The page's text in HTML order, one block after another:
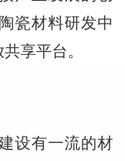
瓷材料研发中
享平台。
设有一流的材